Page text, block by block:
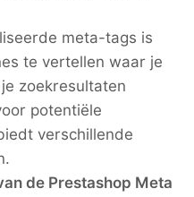
meta-tags is
te vertellen waar je
zoekresultaten
potentiële
verschillende
de Prestashop Meta